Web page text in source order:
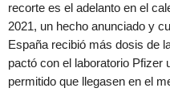
recorte es el adelanto en el
2021, un hecho anunciado y
España recibió más dosis de
pactó con el laboratorio Pfizer
permitido que llegasen en el